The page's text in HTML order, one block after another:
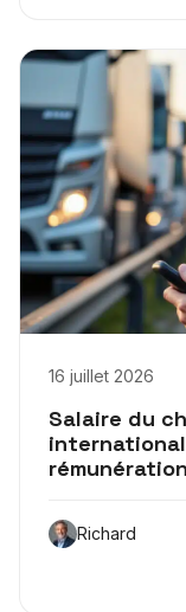
16 juillet 2026
Salaire du
rémunération
Richard